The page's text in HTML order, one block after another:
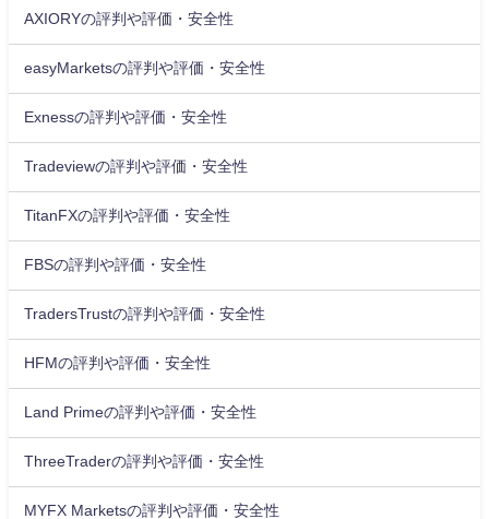
AXIORYの評判や評価・安全性
easyMarketsの評判や評価・安全性
Exnessの評判や評価・安全性
Tradeviewの評判や評価・安全性
TitanFXの評判や評価・安全性
FBSの評判や評価・安全性
TradersTrustの評判や評価・安全性
HFMの評判や評価・安全性
Land Primeの評判や評価・安全性
ThreeTraderの評判や評価・安全性
MYFX Marketsの評判や評価・安全性